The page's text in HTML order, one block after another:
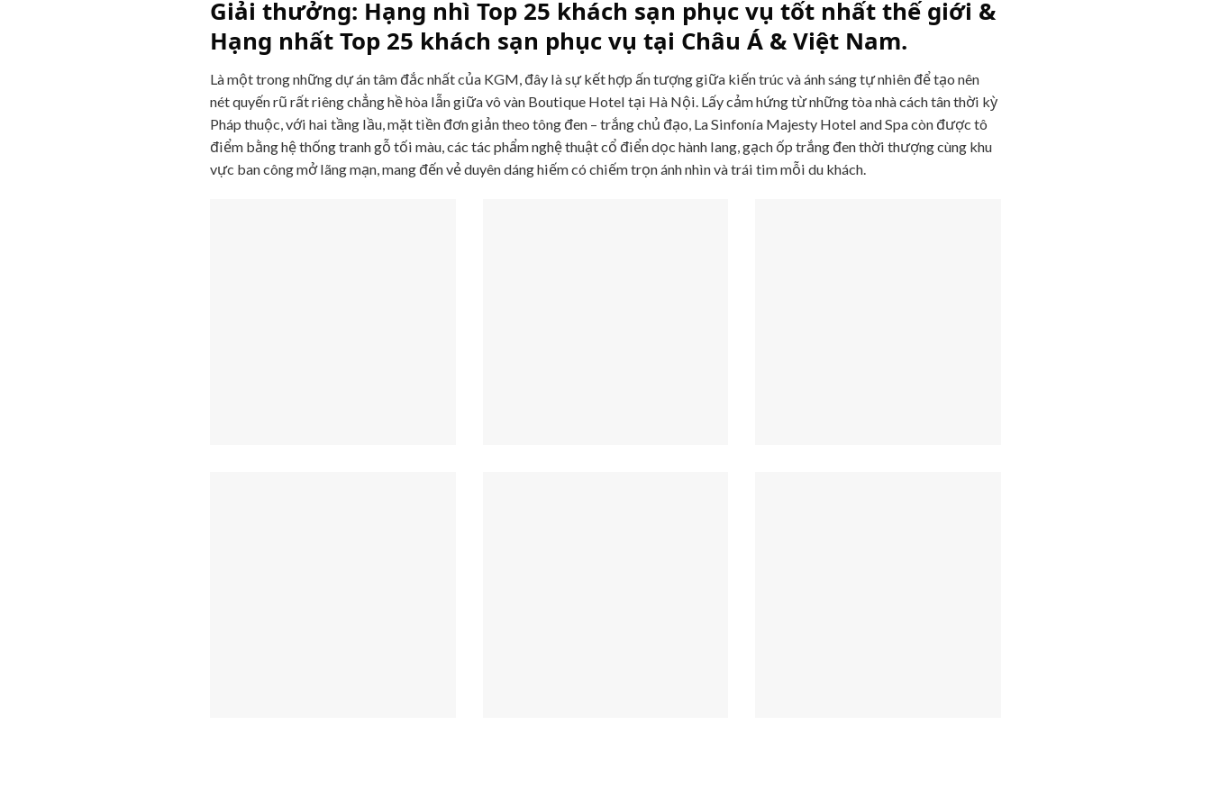
Giải thưởng: Hạng nhì Top 25 khách sạn phục vụ tốt nhất thế giới &
Hạng nhất Top 25 khách sạn phục vụ tại Châu Á & Việt Nam.
Là một trong những dự án tâm đắc nhất của KGM, đây là sự kết hợp ấn tượng giữa kiến trúc và ánh sáng tự nhiên để tạo nên
nét quyến rũ rất riêng chẳng hề hòa lẫn giữa vô vàn Boutique Hotel tại Hà Nội. Lấy cảm hứng từ những tòa nhà cách tân thời kỳ
Pháp thuộc, với hai tầng lầu, mặt tiền đơn giản theo tông đen – trắng chủ đạo, La Sinfonía Majesty Hotel and Spa còn được tô
điểm bằng hệ thống tranh gỗ tối màu, các tác phẩm nghệ thuật cổ điển dọc hành lang, gạch ốp trắng đen thời thượng cùng khu
vực ban công mở lãng mạn, mang đến vẻ duyên dáng hiếm có chiếm trọn ánh nhìn và trái tim mỗi du khách.